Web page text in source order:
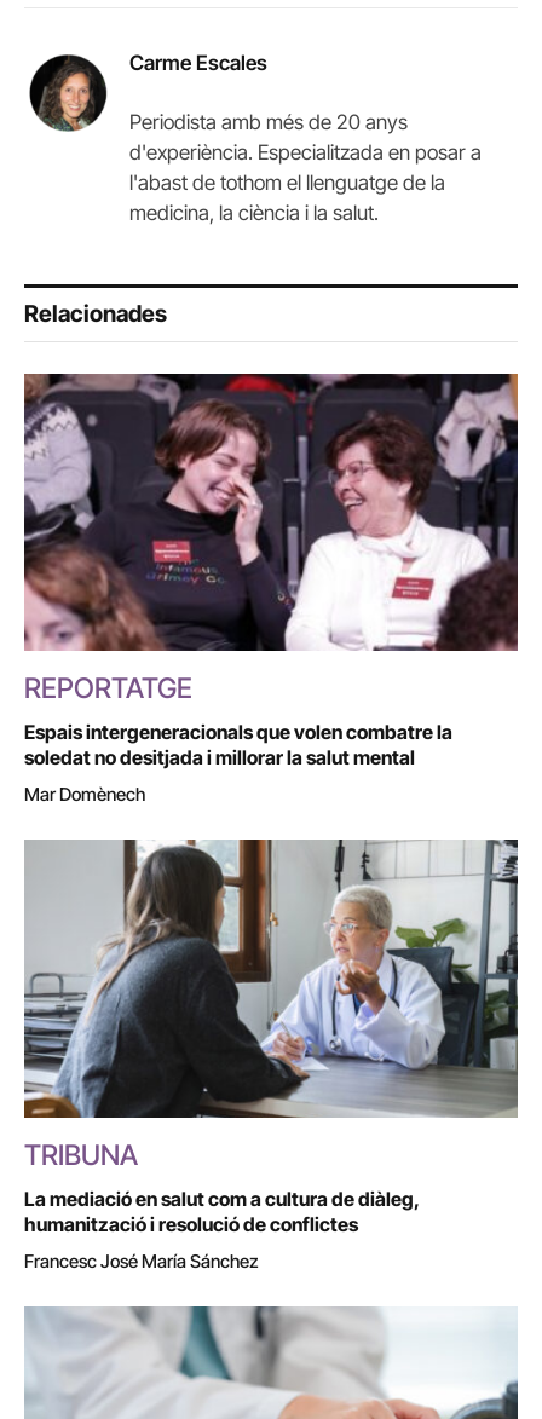
Carme Escales
Periodista amb més de 20 anys
d'experiència. Especialitzada en posar a
l'abast de tothom el llenguatge de la
medicina, la ciència i la salut.
Relacionades
REPORTATGE
Espais intergeneracionals que volen combatre la
soledat no desitjada i millorar la salut mental
Mar Domènech
TRIBUNA
La mediació en salut com a cultura de diàleg,
humanització i resolució de conflictes
Francesc José María Sánchez